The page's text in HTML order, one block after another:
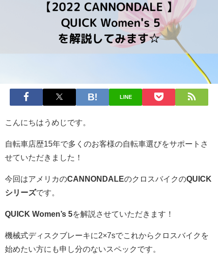
LINE
こんにちはうめじです。
自転車店歴15年で多くのお客様の自転車選びをサポートさ
せていただきました！
今回はアメリカのCANNONDALEのクロスバイクのQUICK
シリーズです。
QUICK Women’s 5を解説させていただきます！
機械式ディスクブレーキに2×7sでこれからクロスバイクを
始めたい方にも申し分のないスペックです。